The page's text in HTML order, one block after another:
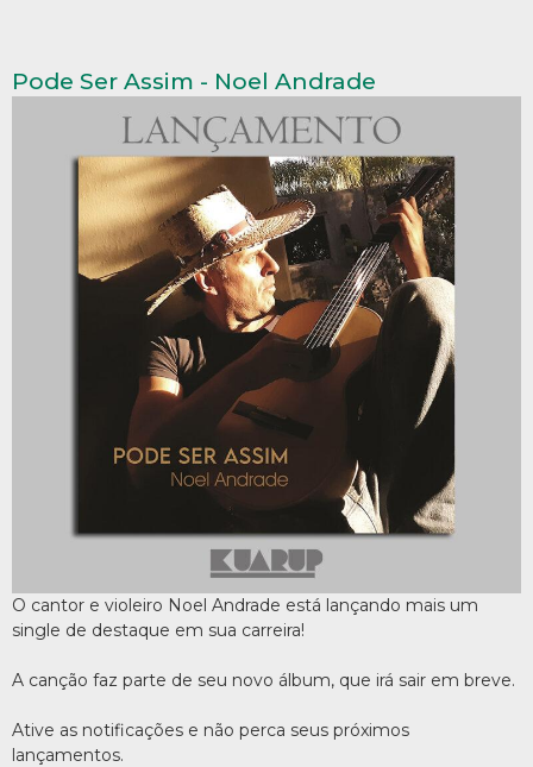
Pode Ser Assim - Noel Andrade
O cantor e violeiro Noel Andrade está lançando mais um
single de destaque em sua carreira!
A canção faz parte de seu novo álbum, que irá sair em breve.
Ative as notificações e não perca seus próximos
lançamentos.